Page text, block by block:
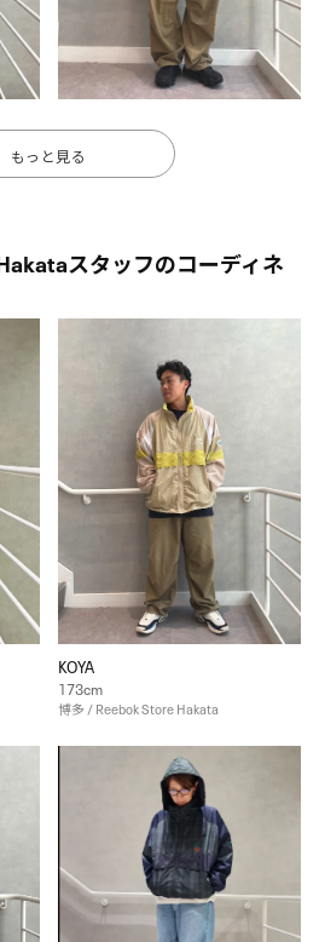
もっと見る
スタッフのコーディネ
KOYA
173cm
博多 / Reebok Store Hakata